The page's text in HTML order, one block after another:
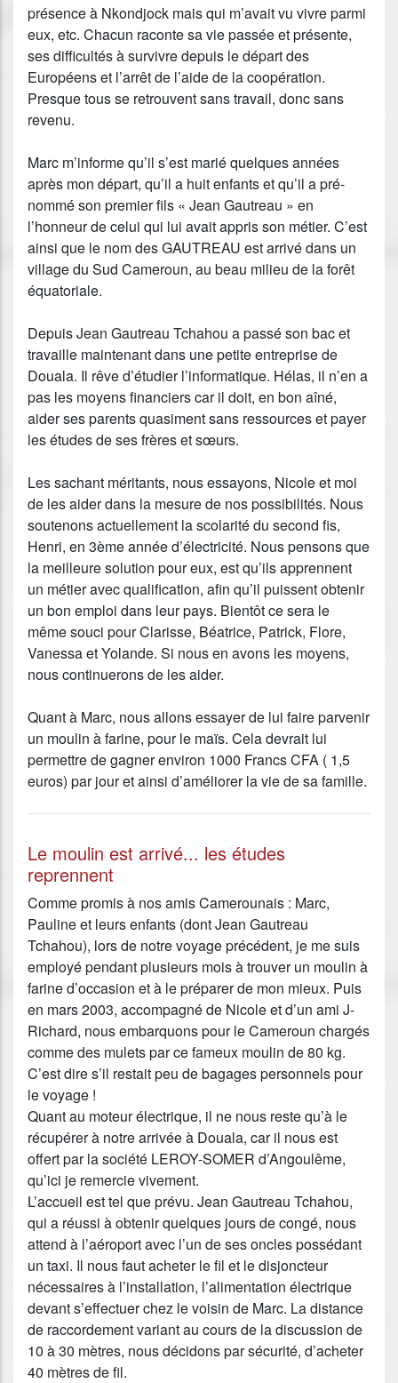
présence à Nkondjock mais qui m’avait vu vivre parmi
eux, etc. Chacun raconte sa vie passée et présente,
ses difficultés à survivre depuis le départ des
Européens et l’arrêt de l’aide de la coopération.
Presque tous se retrouvent sans travail, donc sans
revenu.
Marc m’informe qu’il s’est marié quelques années
après mon départ, qu’il a huit enfants et qu’il a pré-
nommé son premier fils « Jean Gautreau » en
l’honneur de celui qui lui avait appris son métier. C’est
ainsi que le nom des GAUTREAU est arrivé dans un
village du Sud Cameroun, au beau milieu de la forêt
équatoriale.
Depuis Jean Gautreau Tchahou a passé son bac et
travaille maintenant dans une petite entreprise de
Douala. Il rêve d’étudier l’informatique. Hélas, il n’en a
pas les moyens financiers car il doit, en bon aîné,
aider ses parents quasiment sans ressources et payer
les études de ses frères et sœurs.
Les sachant méritants, nous essayons, Nicole et moi
de les aider dans la mesure de nos possibilités. Nous
soutenons actuellement la scolarité du second fis,
Henri, en 3ème année d’électricité. Nous pensons que
la meilleure solution pour eux, est qu’ils apprennent
un métier avec qualification, afin qu’il puissent obtenir
un bon emploi dans leur pays. Bientôt ce sera le
même souci pour Clarisse, Béatrice, Patrick, Flore,
Vanessa et Yolande. Si nous en avons les moyens,
nous continuerons de les aider.
Quant à Marc, nous allons essayer de lui faire parvenir
un moulin à farine, pour le maïs. Cela devrait lui
permettre de gagner environ 1000 Francs CFA ( 1,5
euros) par jour et ainsi d’améliorer la vie de sa famille.
Le moulin est arrivé... les études
reprennent
Comme promis à nos amis Camerounais : Marc,
Pauline et leurs enfants (dont Jean Gautreau
Tchahou), lors de notre voyage précédent, je me suis
employé pendant plusieurs mois à trouver un moulin à
farine d’occasion et à le préparer de mon mieux. Puis
en mars 2003, accompagné de Nicole et d’un ami J-
Richard, nous embarquons pour le Cameroun chargés
comme des mulets par ce fameux moulin de 80 kg.
C’est dire s’il restait peu de bagages personnels pour
le voyage !
Quant au moteur électrique, il ne nous reste qu’à le
récupérer à notre arrivée à Douala, car il nous est
offert par la société LEROY-SOMER d’Angoulême,
qu’ici je remercie vivement.
L’accueil est tel que prévu. Jean Gautreau Tchahou,
qui a réussi à obtenir quelques jours de congé, nous
attend à l’aéroport avec l’un de ses oncles possédant
un taxi. Il nous faut acheter le fil et le disjoncteur
nécessaires à l’installation, l’alimentation électrique
devant s’effectuer chez le voisin de Marc. La distance
de raccordement variant au cours de la discussion de
10 à 30 mètres, nous décidons par sécurité, d’acheter
40 mètres de fil.